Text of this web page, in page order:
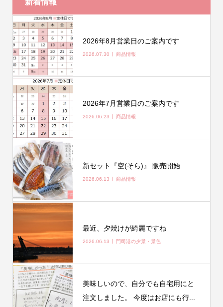
新着情報
2026年8月営業日のご案内です
2026.07.30 商品情報
2026年7月営業日のご案内です
2026.06.23 商品情報
新セット『空(そら)』 販売開始
2026.06.13 商品情報
最近、夕焼けが綺麗ですね
2026.06.13 門司港の夕景・景色
美味しいので、自分でも自宅用にと
注文しました。 今度はお店にも行...